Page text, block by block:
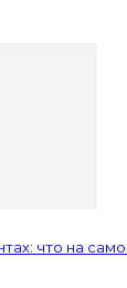
что на